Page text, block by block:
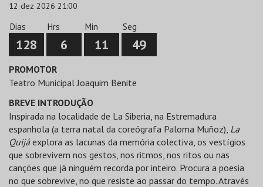
12 dez 2026 21:00
Dias
128
Hrs
6
Min
11
Seg
49
PROMOTOR
Teatro Municipal Joaquim Benite
BREVE INTRODUÇÃO
Inspirada na localidade de La Siberia, na Estremadura
espanhola (a terra natal da coreógrafa Paloma Muñoz), La
Quijáexplora as lacunas da memória colectiva, os vestígios
que sobrevivem nos gestos, nos ritmos, nos ritos ou nas
canções que já ninguém recorda por inteiro. Procura a poesia
no que sobrevive, no que resiste ao passar do tempo. Através